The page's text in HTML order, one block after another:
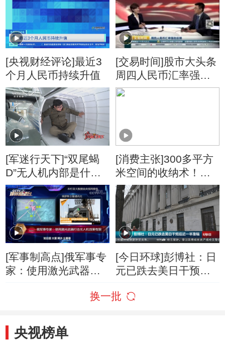
[央视财经评论]最近3
个月人民币持续升值
[交易时间]股市大头条
周四人民币汇率强劲
反弹
[军迷行天下]“双尾蝎
D”无人机内部是什么
样的？
[消费主张]300多平方
米空间的收纳术！想
要清爽整洁，先学会
这些窍门！
[军事制高点]俄军事专
家：使用激光武器打
[今日环球]彭博社：日
元已跌去美日干预后
换一批
央视榜单